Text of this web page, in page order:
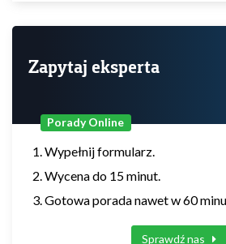
Zapytaj eksperta
Porady Online
Wypełnij formularz.
Wycena do 15 minut.
Gotowa porada nawet w 60
Sprawdź nas